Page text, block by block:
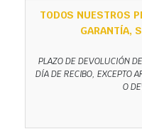
TODOS NUESTROS
GARANTÍA,
PLAZO DE DEVOLUCIÓN
DÍA DE RECIBO, EXCEPTO
O